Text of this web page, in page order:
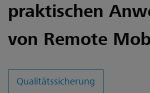
praktischen
von Remote
Qualitätssicherung